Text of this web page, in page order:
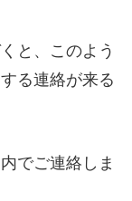
と、このよう
る連絡が来る
でご連絡しま